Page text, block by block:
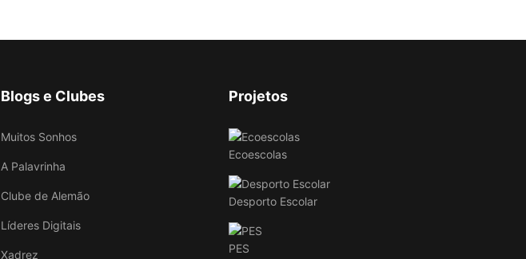
Blogs e Clubes
Muitos Sonhos
A Palavrinha
Clube de Alemão
Líderes Digitais
Xadrez
Projetos
Ecoescolas
Desporto Escolar
PES